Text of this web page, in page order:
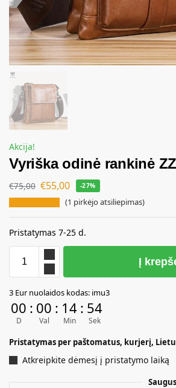
Akcija!
Vyriška odinė rankinė
€75,00 €55,00 -27%
(1 pirkėjo atsiliepimas)
Pristatymas 7-25 d.
Į
l
t
r
a
3 Eur nuolaidos kodas: imu3
00
D
: 00
Val
: 14
Min
: 54
Sek
Pristatymas per paštomatus, kurjerį,
Atkreipkite dėmesį į pristatymo laiką